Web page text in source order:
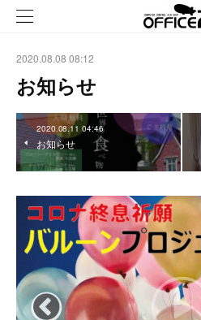
2020.08.08 08:12
お知らせ
2020.08.11 04:46
お知らせ